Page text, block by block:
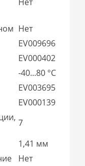
Нет
EV009696
EV000402
-40...80 °C
EV003695
EV000139
7
1,41 мм
Нет